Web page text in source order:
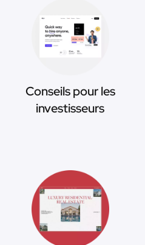
Conseils pour les
investisseurs